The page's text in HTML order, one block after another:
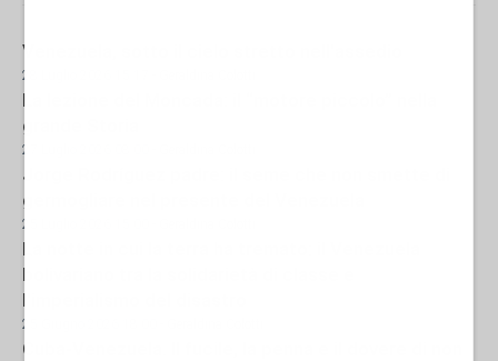
Venezuela, sotto il cielo stretto nell'assedio
28 Luglio 2026 15:17
La lezione del Moncada: il “motore piccolo” nella
grande Storia
27 Luglio 2026 08:00
Jorge Rodríguez padre: il seme che non smette di
germogliare nel presente del Venezuela
25 Luglio 2026 15:00
La notte in cui la terra ha tremato: il Venezuela
bolivariano tra la solidarietà di classe e
l'imperialismo del disastro
25 Giugno 2026 18:00
Cuba-Venezuela. Il fucile, la penna e il dovere di non